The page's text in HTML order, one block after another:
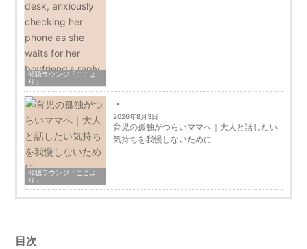
傾聴ラウンジ「ここよ
り」
傾聴ラウンジ「ここよ
り」
2026年8月3日
育児の孤独がつらいママへ｜大人と話したい
気持ちを我慢しないために
目次